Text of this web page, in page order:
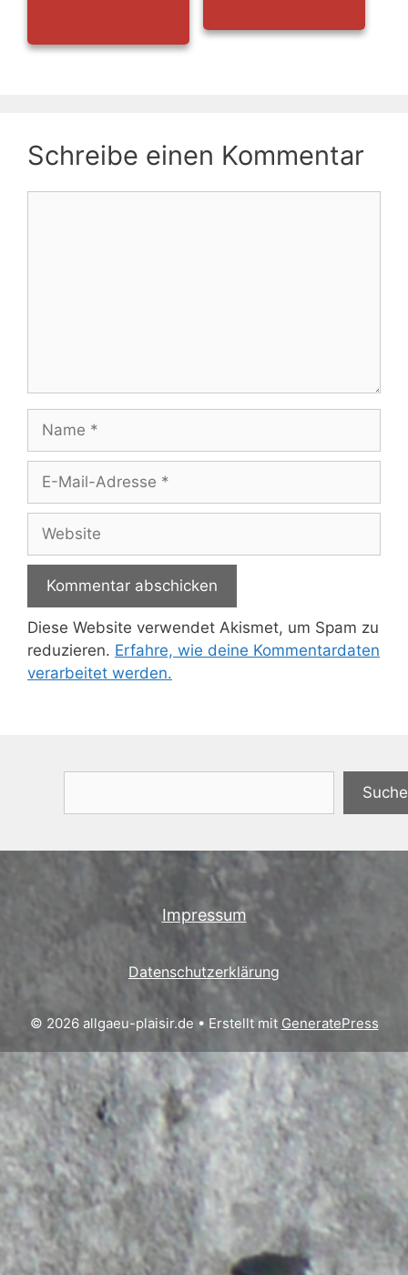
Schreibe einen Kommentar
Mail-
Adresse
Diese Website verwendet Akismet, um Spam zu
reduzieren. Erfahre, wie deine Kommentardaten
verarbeitet werden.
Impressum
Datenschutzerklärung
© 2026 allgaeu-plaisir.de • Erstellt mit GeneratePress